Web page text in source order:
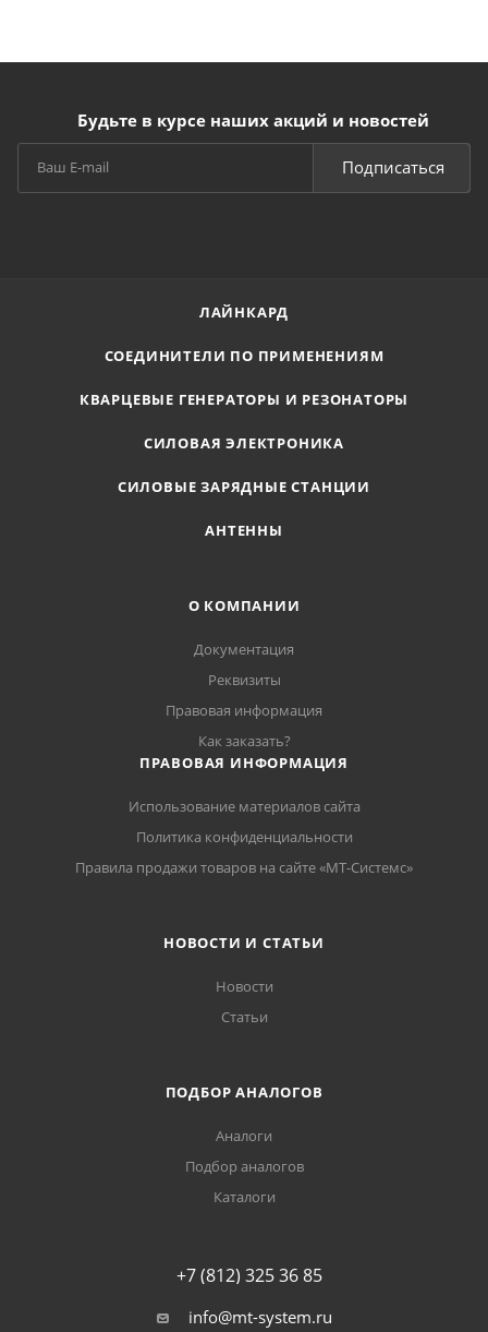
Будьте в курсе наших акций и новостей
Подписаться
ЛАЙНКАРД
СОЕДИНИТЕЛИ ПО ПРИМЕНЕНИЯМ
КВАРЦЕВЫЕ ГЕНЕРАТОРЫ И РЕЗОНАТОРЫ
СИЛОВАЯ ЭЛЕКТРОНИКА
СИЛОВЫЕ ЗАРЯДНЫЕ СТАНЦИИ
АНТЕННЫ
О КОМПАНИИ
Документация
Реквизиты
Правовая информация
Как заказать?
ПРАВОВАЯ ИНФОРМАЦИЯ
Использование материалов сайта
Политика конфиденциальности
Правила продажи товаров на сайте «МТ-Системс»
НОВОСТИ И СТАТЬИ
Новости
Статьи
ПОДБОР АНАЛОГОВ
Аналоги
Подбор аналогов
Каталоги
+7 (812) 325 36 85
info@mt-system.ru